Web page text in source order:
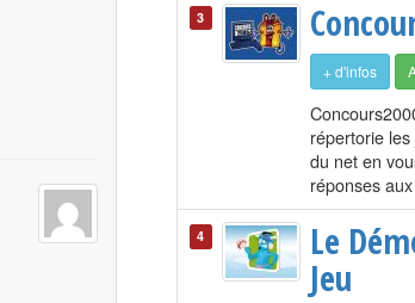
3
+ d'infos
répertorie
du net en
réponses
4 Le
Jeu